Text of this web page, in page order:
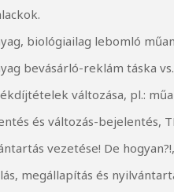
biológiailag lebomló
bevásárló-reklám táska
változása, pl.:
és változás-bejelentés,
vezetése! De hogyan?!,
megállapítás és